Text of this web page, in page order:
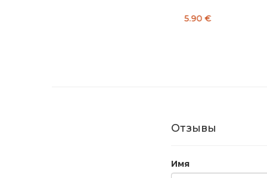
5.70 €
Отзывы
Имя